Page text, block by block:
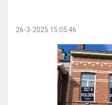
26-3-2025 15:05:46